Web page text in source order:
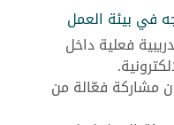
في بيئة العمل
فعلية داخل
مشاركة فعّالة من